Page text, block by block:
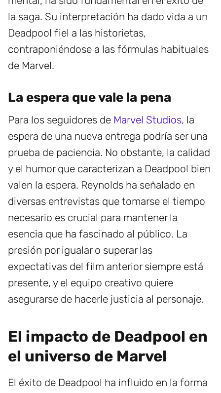
la saga. Su interpretación ha dado vida a un
Deadpool fiel a las historietas,
contraponiéndose a las fórmulas habituales
de Marvel.
La espera que vale la pena
Para los seguidores de Marvel Studios, la
espera de una nueva entrega podría ser una
prueba de paciencia. No obstante, la calidad
y el humor que caracterizan a Deadpool bien
valen la espera. Reynolds ha señalado en
diversas entrevistas que tomarse el tiempo
necesario es crucial para mantener la
esencia que ha fascinado al público. La
presión por igualar o superar las
expectativas del film anterior siempre está
presente, y el equipo creativo quiere
asegurarse de hacerle justicia al personaje.
El impacto de Deadpool en
el universo de Marvel
El éxito de Deadpool ha influido en la forma